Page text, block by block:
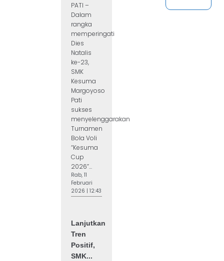
PATI –
Dalam
rangka
memperingati
Dies
Natalis
ke-23,
SMK
Kesuma
Margoyoso
Pati
sukses
menyelenggarakan
Turnamen
Bola Voli
“Kesuma
Cup
2026”...
Rab, 11
Februari
2026 | 12:43
Lanjutkan
Tren
Positif,
SMK...